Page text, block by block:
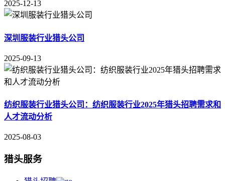
2025-12-13
深圳服装行业猎头公司
2025-09-13
纺织服装行业猎头公司：纺织服装行业2025年猎头招聘需求和
人才流动分析
2025-08-03
猎头服务